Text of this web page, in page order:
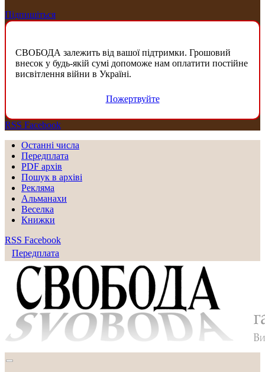
Підпишіться
СВОБОДА залежить від вашої підтримки. Грошовий
внесок у будь-якій сумі допоможе нам оплатити постійне
висвітлення війни в Україні.
Пожертвуйте
RSS Facebook
Останні числа
Передплата
PDF aрхів
Пошук в архіві
Рекляма
Альманахи
Веселка
Книжки
RSS Facebook
Передплата